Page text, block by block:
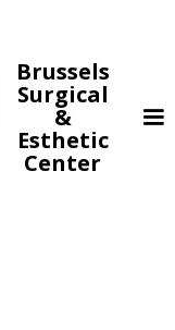
Brussels
Surgical
&
Esthetic
Center